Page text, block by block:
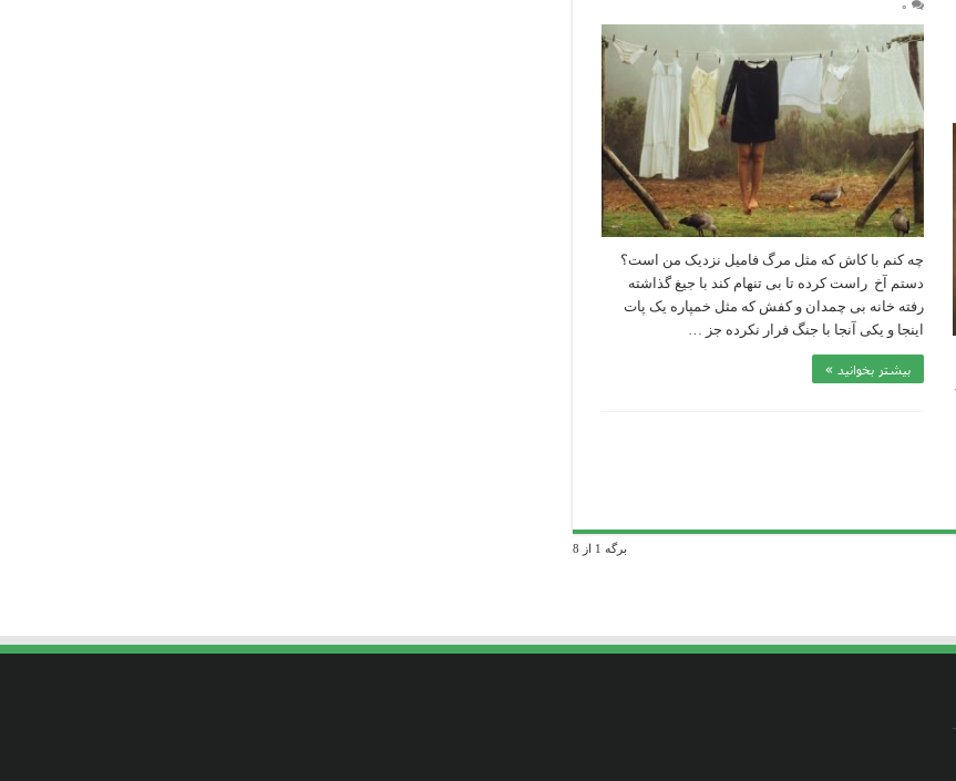
۰
چه کنم با کاش که مثل مرگ فامیل نزدیک من است؟
دستم آخ راست کرده تا بی تنهام کند با جیغ‌ گذاشته
رفته خانه بی چمدان و کفش که مثل خمپاره یک پات
اینجا و یکی آنجا با جنگ فرار نکرده جز …
بیشتر بخوانید »
برگه 1 از 8